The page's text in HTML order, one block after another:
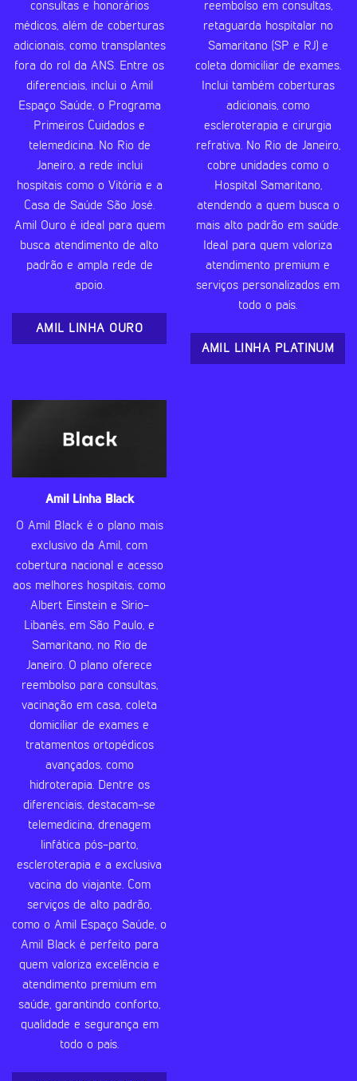
consultas e honorários
médicos, além de coberturas
adicionais, como transplantes
fora do rol da ANS. Entre os
diferenciais, inclui o Amil
Espaço Saúde, o Programa
Primeiros Cuidados e
telemedicina. No Rio de
Janeiro, a rede inclui
hospitais como o Vitória e a
Casa de Saúde São José.
Amil Ouro é ideal para quem
busca atendimento de alto
padrão e ampla rede de
apoio.
AMIL LINHA OURO
reembolso em consultas,
retaguarda hospitalar no
Samaritano (SP e RJ) e
coleta domiciliar de exames.
Inclui também coberturas
adicionais, como
escleroterapia e cirurgia
refrativa. No Rio de Janeiro,
cobre unidades como o
Hospital Samaritano,
atendendo a quem busca o
mais alto padrão em saúde.
Ideal para quem valoriza
atendimento premium e
serviços personalizados em
todo o país.
AMIL LINHA PLATINUM
Amil Linha Black
O Amil Black é o plano mais
exclusivo da Amil, com
cobertura nacional e acesso
aos melhores hospitais, como
Albert Einstein e Sírio-
Libanês, em São Paulo, e
Samaritano, no Rio de
Janeiro. O plano oferece
reembolso para consultas,
vacinação em casa, coleta
domiciliar de exames e
tratamentos ortopédicos
avançados, como
hidroterapia. Dentre os
diferenciais, destacam-se
telemedicina, drenagem
linfática pós-parto,
escleroterapia e a exclusiva
vacina do viajante. Com
serviços de alto padrão,
como o Amil Espaço Saúde, o
Amil Black é perfeito para
quem valoriza excelência e
atendimento premium em
saúde, garantindo conforto,
qualidade e segurança em
todo o país.